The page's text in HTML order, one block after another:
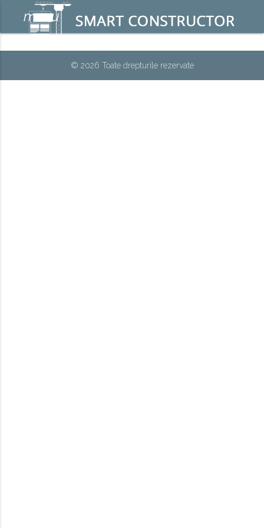
menu
© 2026 Toate drepturile rezervate